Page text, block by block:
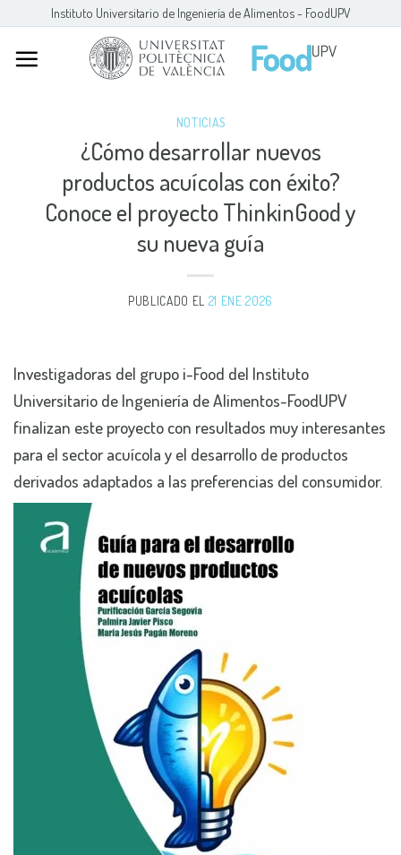
content
Instituto Universitario de Ingeniería de Alimentos - FoodUPV
NOTICIAS
¿Cómo desarrollar nuevos
productos acuícolas con éxito?
Conoce el proyecto ThinkinGood y
su nueva guía
PUBLICADO EL 21 ENE 2026
Investigadoras del grupo i-Food del Instituto
Universitario de Ingeniería de Alimentos-FoodUPV
finalizan este proyecto con resultados muy interesantes
para el sector acuícola y el desarrollo de productos
derivados adaptados a las preferencias del consumidor.